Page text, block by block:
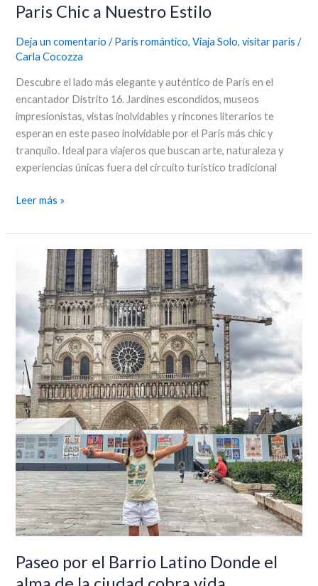
Paris Chic a Nuestro Estilo
Deja un comentario /Paris romántico,Viaja Solo,visitar paris /
Carla Cocozza
Descubre el lado más elegante y auténtico de París en el
encantador Distrito 16. Jardines escondidos, museos
impresionistas, vistas inolvidables y rincones literarios te
esperan en este paseo inolvidable por el París más chic y
tranquilo. Ideal para viajeros que buscan arte, naturaleza y
experiencias únicas fuera del circuito turístico tradicional
Leer más »
Paseo por el Barrio Latino Donde el
el
Barrio
Latino
Donde
alma
de
la
ciudad
cobra
vida